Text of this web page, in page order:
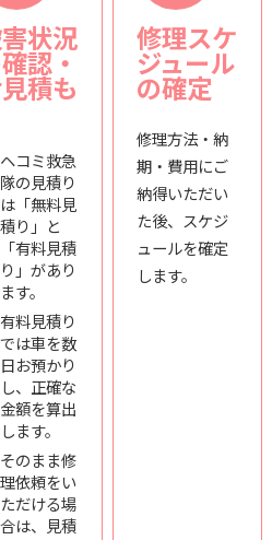
状況
認・
積も
ヘコミ救急
隊の見積り
は「無料見
積り」と
「有料見積
り」があり
ます。
有料見積り
では車を数
日お預かり
し、正確な
金額を算出
します。
そのまま修
理依頼をい
ただける場
合は、見積
修理スケ
ジュール
の確定
修理方法・納
期・費用にご
納得いただい
た後、スケジ
ュールを確定
します。